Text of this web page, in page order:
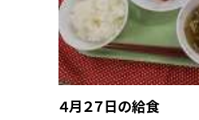
４月２７日の給食